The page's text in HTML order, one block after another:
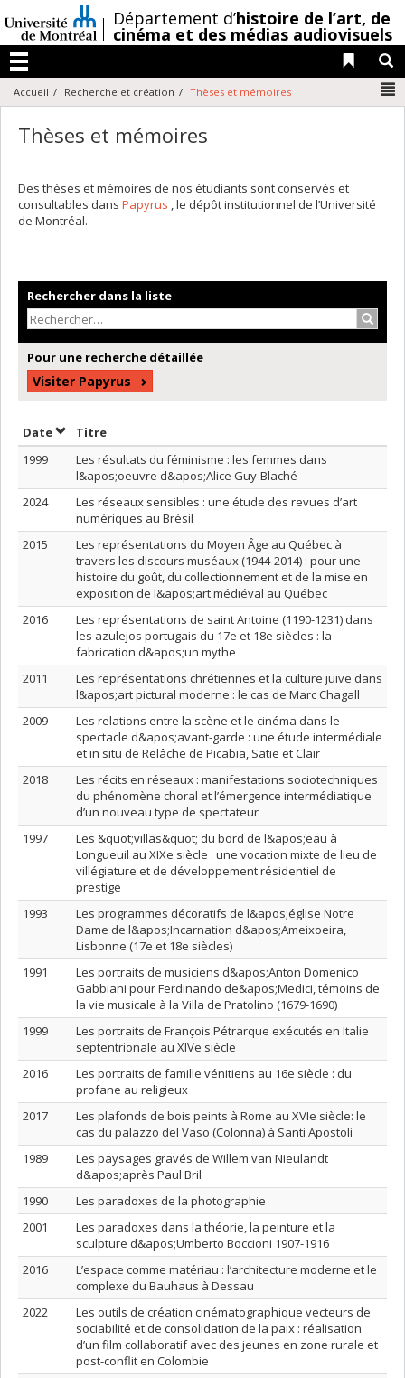
au
contenu
/Département d’histoire de l’art, de
cinéma et des médias audiovisuels
Menu
Liens
Accueil Recherche et création Thèses et mémoires
Thèses et mémoires
Des thèses et mémoires de nos étudiants sont conservés et
consultables dans Papyrus , le dépôt institutionnel de l’Université
de Montréal.
Rechercher dans la liste
Pour une recherche détaillée
Visiter Papyrus
DateTrier par date en ordre décroissant
Titre
1999
Les résultats du féminisme : les femmes dans
l&apos;oeuvre d&apos;Alice Guy-Blaché
2024
Les réseaux sensibles : une étude des revues d’art
numériques au Brésil
2015
Les représentations du Moyen Âge au Québec à
travers les discours muséaux (1944-2014) : pour une
histoire du goût, du collectionnement et de la mise en
exposition de l&apos;art médiéval au Québec
2016
Les représentations de saint Antoine (1190-1231) dans
les azulejos portugais du 17e et 18e siècles : la
fabrication d&apos;un mythe
2011
Les représentations chrétiennes et la culture juive dans
l&apos;art pictural moderne : le cas de Marc Chagall
2009
Les relations entre la scène et le cinéma dans le
spectacle d&apos;avant-garde : une étude intermédiale
et in situ de Relâche de Picabia, Satie et Clair
2018
Les récits en réseaux : manifestations sociotechniques
du phénomène choral et l’émergence intermédiatique
d’un nouveau type de spectateur
1997
Les &quot;villas&quot; du bord de l&apos;eau à
Longueuil au XIXe siècle : une vocation mixte de lieu de
villégiature et de développement résidentiel de
prestige
1993
Les programmes décoratifs de l&apos;église Notre
Dame de l&apos;Incarnation d&apos;Ameixoeira,
Lisbonne (17e et 18e siècles)
1991
Les portraits de musiciens d&apos;Anton Domenico
Gabbiani pour Ferdinando de&apos;Medici, témoins de
la vie musicale à la Villa de Pratolino (1679-1690)
1999
Les portraits de François Pétrarque exécutés en Italie
septentrionale au XIVe siècle
2016
Les portraits de famille vénitiens au 16e siècle : du
profane au religieux
2017
Les plafonds de bois peints à Rome au XVIe siècle: le
cas du palazzo del Vaso (Colonna) à Santi Apostoli
1989
Les paysages gravés de Willem van Nieulandt
d&apos;après Paul Bril
1990
Les paradoxes de la photographie
2001
Les paradoxes dans la théorie, la peinture et la
sculpture d&apos;Umberto Boccioni 1907-1916
2016
L’espace comme matériau : l’architecture moderne et le
complexe du Bauhaus à Dessau
2022
Les outils de création cinématographique vecteurs de
sociabilité et de consolidation de la paix : réalisation
d’un film collaboratif avec des jeunes en zone rurale et
post-conflit en Colombie